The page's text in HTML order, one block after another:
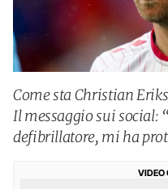
Come sta Christian
Il messaggio sui social:
defibrillatore, mi ha
VIDEO